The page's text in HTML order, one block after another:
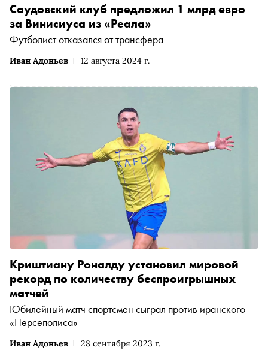
Иван Адоньев 12 августа 2024 г.
Саудовский клуб предложил 1 млрд евро
за Винисиуса из «Реала»
Футболист отказался от трансфера
Иван Адоньев 28 сентября 2023 г.
Криштиану Роналду установил мировой
рекорд по количеству беспроигрышных
матчей
Юбилейный матч спортсмен сыграл против иранского
«Персеполиса»